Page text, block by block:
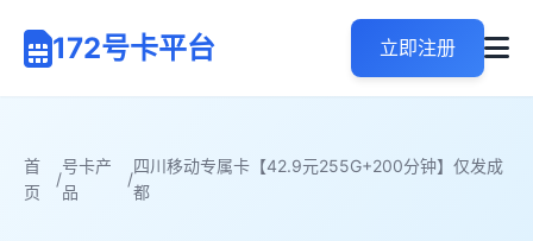
172号卡平台 立即注册
首
页
/
号卡产
品
/
四川移动专属卡【42.9元255G+200分钟】仅发成
都